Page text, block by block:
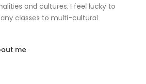
and cultures. I feel lucky to
classes to multi-cultural
me